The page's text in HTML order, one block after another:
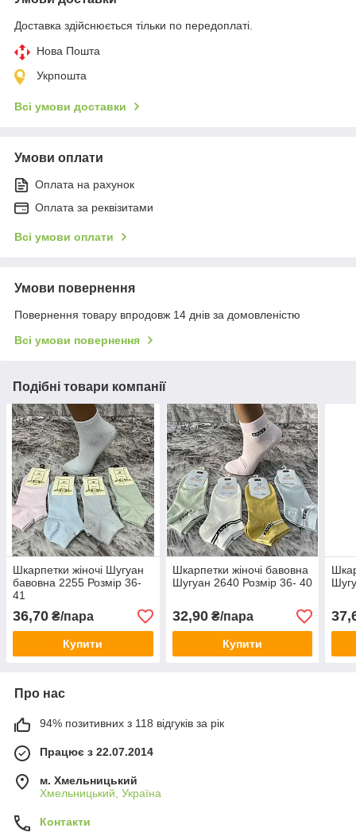
Доставка здійснюється тільки по передоплаті.
Нова Пошта
Укрпошта
Всі умови доставки
Умови оплати
Оплата на рахунок
Оплата за реквізитами
Всі умови оплати
Умови повернення
Повернення товару впродовж 14 днів за домовленістю
Всі умови повернення
Подібні товари компанії
Шкарпетки жіночі Шугуан
бавовна 2255 Розмір 36-
41
36,70 ₴/пара
Купити
Шкарпетки жіночі бавовна
Шугуан 2640 Розмір 36- 40
32,90₴/пара
Купити
Про нас
94% позитивних з 118 відгуків за рік
Працює з 22.07.2014
м. Хмельницький
Хмельницький, Україна
Контакти